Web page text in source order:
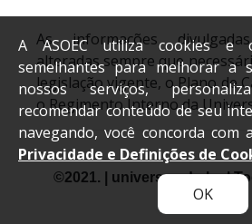
As informações
alteradas sempre que
legislação vigente, o Plano de
o Regimento Interno da
©2021. | universo.edu.br. |
reservados.
A ASOEC utiliza cookies e
semelhantes para melhorar a
nossos serviços,
recomendar conteúdo de seu
navegando, você concorda com
Privacidade e Definições de
OK